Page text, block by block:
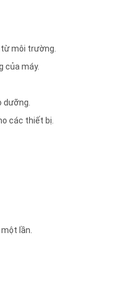
môi trường.
của máy.
dưỡng.
các thiết bị.
lần.